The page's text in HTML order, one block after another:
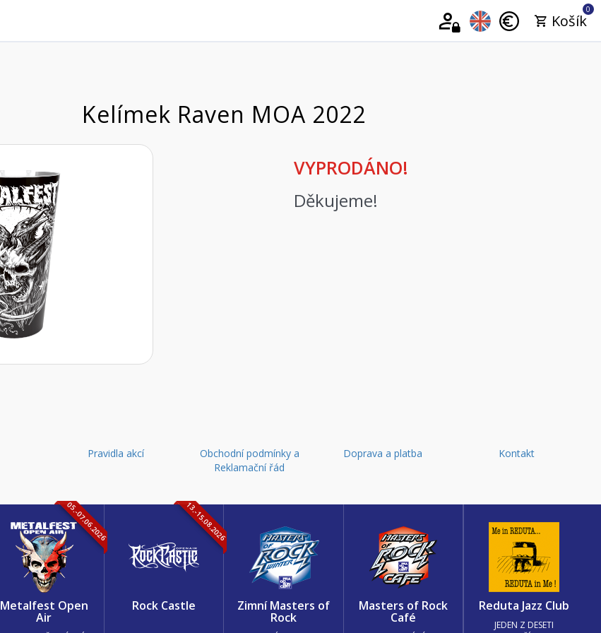
0
Košík
Kelímek Raven MOA 2022
VYPRODÁNO!
Děkujeme!
Pravidla akcí
Obchodní podmínky a
Reklamační řád
Doprava a platba Kontakt
05.-07.06.2026
Metalfest Open
Air
13.-15.08.2026
Rock Castle Zimní Masters of
Rock
Masters of Rock
Café
Reduta Jazz Club
JEDEN Z DESETI